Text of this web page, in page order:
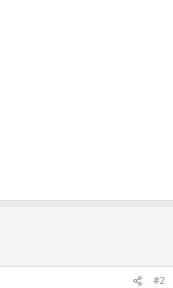
#2